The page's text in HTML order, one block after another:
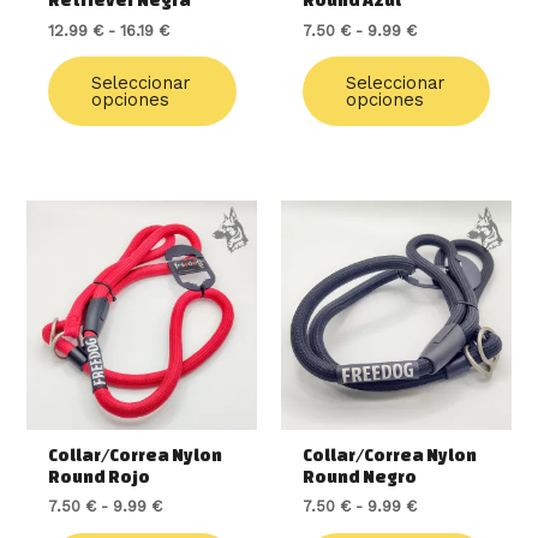
12.99 € - 16.19 €
Seleccionar
opciones
producto
7.50 € - 9.99 €
Seleccionar
opciones
Collar/Correa Nylon
Round Rojo
7.50 € - 9.99 €
de
precios:
desde
7.50 €
hasta
9.99 €
Este
producto
múltiples
variantes.
opciones
Collar/Correa Nylon
Round Negro
7.50 € - 9.99 €
de
precios:
desde
7.50 €
hasta
9.99 €
Este
tiene
Las
se